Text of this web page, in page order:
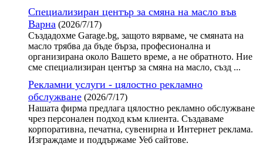
Специализиран център за смяна на масло във
Варна (2026/7/17)
Създадохме Garage.bg, защото вярваме, че смяната на
масло трябва да бъде бърза, професионална и
организирана около Вашето време, а не обратното. Ние
сме специализиран център за смяна на масло, създ ...
Рекламни услуги - цялостно рекламно
обслужване (2026/7/17)
Нашата фирма предлага цялостно рекламно обслужване
чрез персонален подход към клиента. Създаваме
корпоративна, печатна, сувенирна и Интернет реклама.
Изграждаме и поддържаме Уеб сайтове.